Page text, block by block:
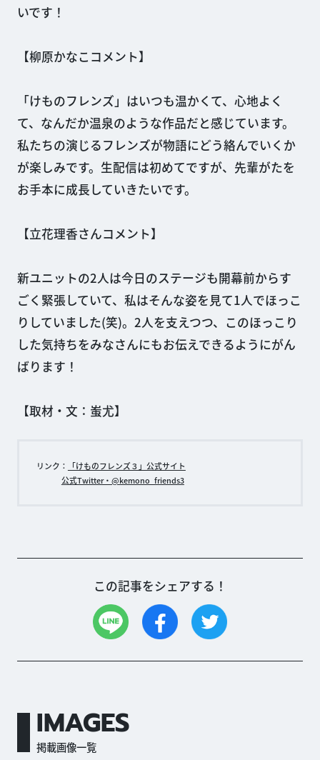
いです！
【柳原かなこコメント】
「けものフレンズ」はいつも温かくて、心地よく
て、なんだか温泉のような作品だと感じています。
私たちの演じるフレンズが物語にどう絡んでいくか
が楽しみです。生配信は初めてですが、先輩がたを
お手本に成長していきたいです。
【立花理香さんコメント】
新ユニットの2人は今日のステージも開幕前からす
ごく緊張していて、私はそんな姿を見て1人でほっこ
りしていました(笑)。2人を支えつつ、このほっこり
した気持ちをみなさんにもお伝えできるようにがん
ばります！
【取材・文：蚩尤】
リンク：
「けものフレンズ３」公式サイト
公式Twitter・@kemono_friends3
この記事をシェアする！
IMAGES
掲載画像一覧